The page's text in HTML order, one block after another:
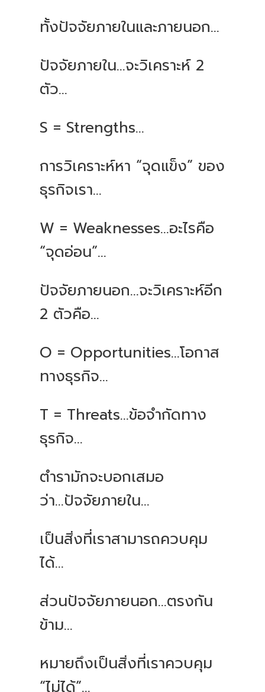
ทั้งปัจจัยภายในและภายนอก...
ปัจจัยภายใน...จะวิเคราะห์ 2
ตัว...
S = Strengths…
การวิเคราะห์หา “จุดแข็ง” ของ
ธุรกิจเรา...
W = Weaknesses…อะไรคือ
“จุดอ่อน”...
ปัจจัยภายนอก...จะวิเคราะห์อีก
2 ตัวคือ...
O = Opportunities…โอกาส
ทางธุรกิจ...
T = Threats…ข้อจำกัดทาง
ธุรกิจ...
ตำรามักจะบอกเสมอ
ว่า...ปัจจัยภายใน...
เป็นสิ่งที่เราสามารถควบคุม
ได้...
ส่วนปัจจัยภายนอก...ตรงกัน
ข้าม...
หมายถึงเป็นสิ่งที่เราควบคุม
“ไม่ได้”...